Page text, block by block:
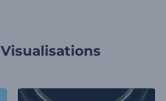
Visualisations